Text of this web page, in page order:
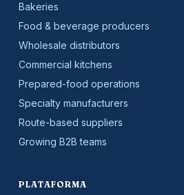
Bakeries
Food & beverage producers
Wholesale distributors
Commercial kitchens
Prepared-food operations
Specialty manufacturers
Route-based suppliers
Growing B2B teams
PLATAFORMA